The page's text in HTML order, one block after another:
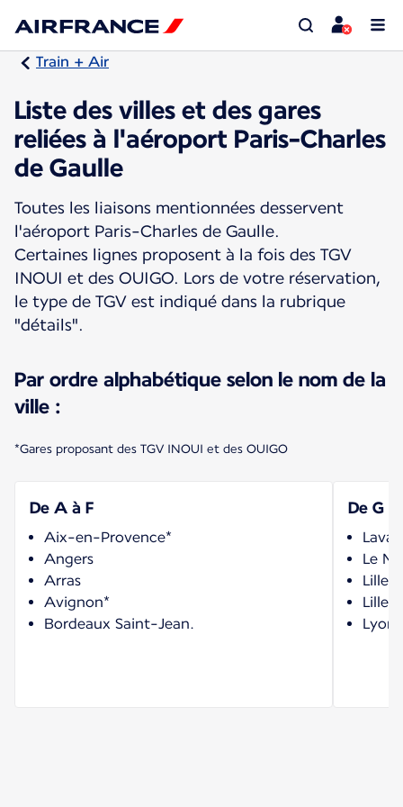
Train + Air
Liste des villes et des gares
reliées à l'aéroport Paris-Charles
de Gaulle
Toutes les liaisons mentionnées desservent
l'aéroport Paris-Charles de Gaulle.
Certaines lignes proposent à la fois des TGV
INOUI et des OUIGO. Lors de votre réservation,
le type de TGV est indiqué dans la rubrique
"détails".
Par ordre alphabétique selon le nom de la
ville :
*Gares proposant des TGV INOUI et des OUIGO
De A à F
Aix-en-Provence*
Angers
Arras
Avignon*
Bordeaux Saint-Jean.
De G à
Laval
Le
Lille-
Lille-
Lyon